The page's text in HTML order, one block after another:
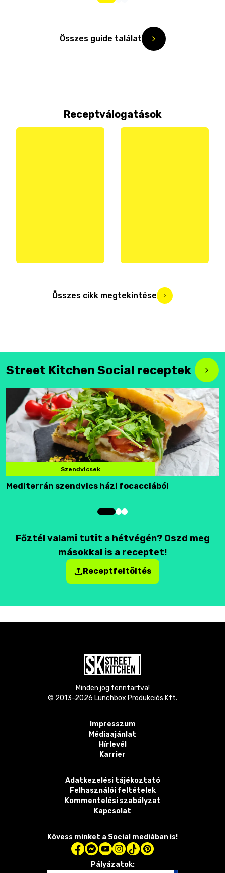
Összes guide találat
Receptválogatások
Összes cikk megtekintése
Street Kitchen Social receptek
Szendvicsek
Mediterrán szendvics házi focacciából
Főztél valami tutit a hétvégén? Oszd meg
másokkal is a receptet!
Receptfeltöltés
Minden jog fenntartva!
© 2013-2026 Lunchbox Produkciós Kft.
Impresszum
Médiaajánlat
Hírlevél
Karrier
Adatkezelési tájékoztató
Felhasználói feltételek
Kommentelési szabályzat
Kapcsolat
Kövess minket a Social mediában is!
Pályázatok: